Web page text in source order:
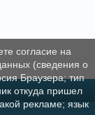
согласие на
(сведения о
Браузера; тип
откуда пришел
рекламе; язык